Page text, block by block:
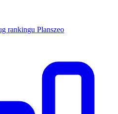
rankingu Planszeo